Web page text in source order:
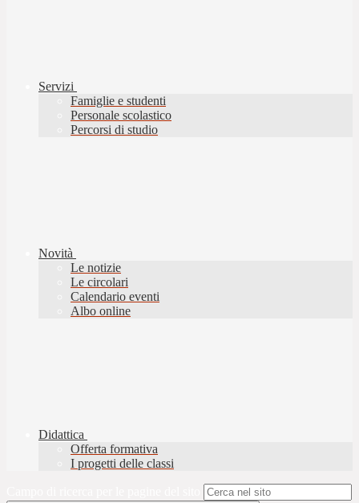
Servizi
Famiglie e studenti
Personale scolastico
Percorsi di studio
Novità
Le notizie
Le circolari
Calendario eventi
Albo online
Didattica
Offerta formativa
I progetti delle classi